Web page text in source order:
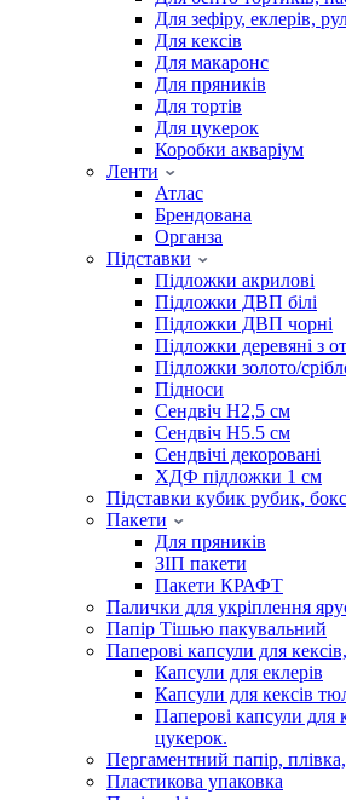
Для зефіру, еклерів,
Для кексів
Для макаронс
Для пряників
Для тортів
Для цукерок
Коробки акваріум
Ленти
Атлас
Брендована
Органза
Підставки
Підложки акрилові
Підложки ДВП білі
Підложки ДВП чорні
Підложки деревяні з
Підложки золото/
Підноси
Сендвіч H2,5 см
Сендвіч H5.5 см
Сендвічі декоровані
ХДФ підложки 1 см
Підставки кубик рубик,
Пакети
Для пряників
ЗІП пакети
Пакети КРАФТ
Палички для укріплення
Папір Тішью пакувальний
Паперові капсули для
Капсули для еклерів
Капсули для кексів
Паперові капсули для
цукерок.
Пергаментний папір,
Пластикова упаковка